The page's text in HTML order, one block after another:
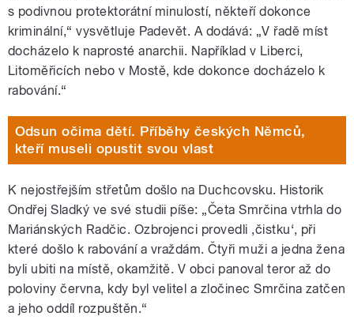
s podivnou protektorátní minulostí, někteří dokonce
kriminální,“ vysvětluje Padevět. A dodává: „V řadě míst
docházelo k naprosté anarchii. Například v Liberci,
Litoměřicích nebo v Mostě, kde dokonce docházelo k
rabování.“
Odsun očima dětí. Příběhy českých Němců,
kteří museli opustit svou vlast
K nejostřejším střetům došlo na Duchcovsku. Historik
Ondřej Sladký ve své studii píše: „Četa Smrčina vtrhla do
Mariánských Radčic. Ozbrojenci provedli ,čistku‘, při
které došlo k rabování a vraždám. Čtyři muži a jedna žena
byli ubiti na místě, okamžitě. V obci panoval teror až do
poloviny června, kdy byl velitel a zločinec Smrčina zatčen
a jeho oddíl rozpuštěn.“